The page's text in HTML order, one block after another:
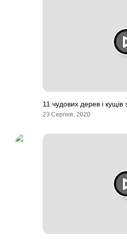
11 чудових дерев і кущів
23 Серпня, 2020